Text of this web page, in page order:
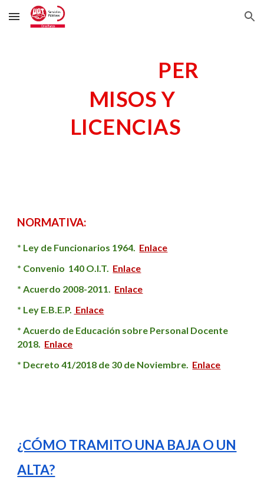
Skip to main content Skip to navigation
PER
MISOS Y
LICENCIAS
NORMATIVA:
* Ley de Funcionarios 1964. Enlace
* Convenio 140 O.I.T. Enlace
* Acuerdo 2008-2011. Enlace
* Ley E.B.E.P. Enlace
* Acuerdo de Educación sobre Personal Docente
2018. Enlace
* Decreto 41/2018 de 30 de Noviembre. Enlace
¿CÓMO TRAMITO UNA BAJA O UN
ALTA?